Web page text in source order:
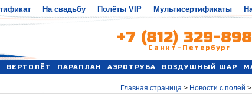
На свадьбу Полёты VIP Мультисертификаты
+7 (812) 329-
Санкт-Петербург
ВЕРТОЛЁТ ПАРАПЛАН АЭРОТРУБА ВОЗДУШНЫЙ ШАР
Главная страница> Новости с полей >